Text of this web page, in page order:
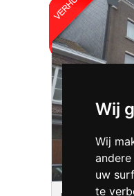
Wij
Wij
uw
te